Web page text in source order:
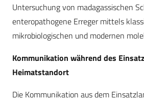
Untersuchung von madagassischen
enteropathogene Erreger mittels
mikrobiologischen und modernen
Kommunikation während des
Heimatstandort
Die Kommunikation aus dem